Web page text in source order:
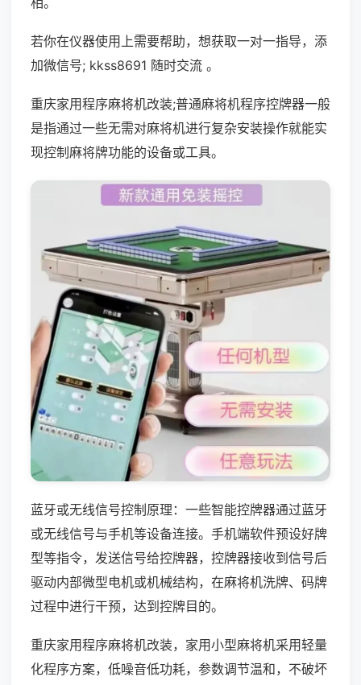
若你在仪器使用上需要帮助，想获取一对一指导，添
加微信号; kkss8691 随时交流 。
重庆家用程序麻将机改装;普通麻将机程序控牌器一般
是指通过一些无需对麻将机进行复杂安装操作就能实
现控制麻将牌功能的设备或工具。
蓝牙或无线信号控制原理：一些智能控牌器通过蓝牙
或无线信号与手机等设备连接。手机端软件预设好牌
型等指令，发送信号给控牌器，控牌器接收到信号后
驱动内部微型电机或机械结构，在麻将机洗牌、码牌
过程中进行干预，达到控牌目的。
重庆家用程序麻将机改装，家用小型麻将机采用轻量
化程序方案，低噪音低功耗，参数调节温和，不破坏